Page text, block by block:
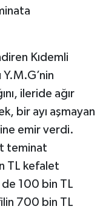
Kıdemli
Y.M.G’nin
ileride ağır
bir ayı aşmayan
emir verdi.
teminat
TL kefalet
de 100 bin TL
700 bin TL